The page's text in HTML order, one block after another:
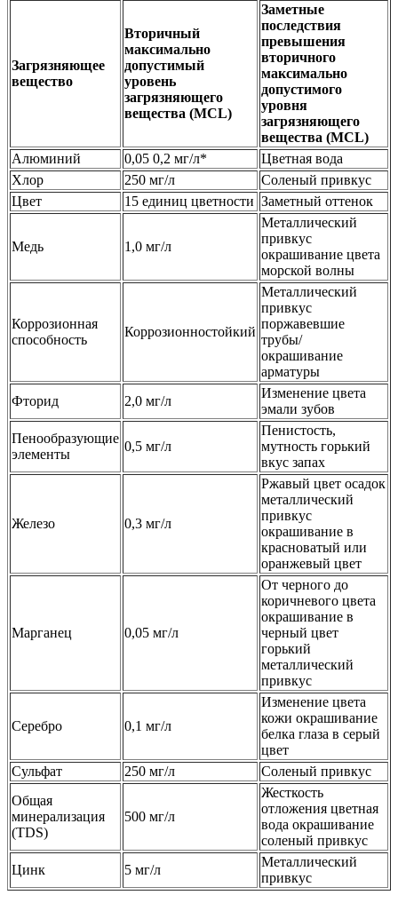
Загрязняющее
вещество
Вторичный
максимально
допустимый
уровень
загрязняющего
вещества (MCL)
Заметные
последствия
превышения
вторичного
максимально
допустимого
уровня
загрязняющего
вещества (MCL)
Алюминий
0,05 0,2 мг/л*
Цветная вода
Хлор
250 мг/л
Соленый привкус
Цвет
15 единиц цветности Заметный оттенок
Медь 1,0 мг/л
Металлический
привкус
окрашивание цвета
морской волны
Коррозионная
способность
Коррозионностойкий
Металлический
привкус
поржавевшие
трубы/
окрашивание
арматуры
Фторид
2,0 мг/л
Изменение цвета
эмали зубов
Пенообразующие
элементы
0,5 мг/л
Пенистость,
мутность горький
вкус запах
Железо 0,3 мг/л
Ржавый цвет осадок
металлический
привкус
окрашивание в
красноватый или
оранжевый цвет
Марганец 0,05 мг/л
От черного до
коричневого цвета
окрашивание в
черный цвет
горький
металлический
привкус
Серебро 0,1 мг/л
Изменение цвета
кожи окрашивание
белка глаза в серый
цвет
Сульфат
250 мг/л
Соленый привкус
Общая
минерализация
(TDS)
500 мг/л
Жесткость
отложения цветная
вода окрашивание
соленый привкус
Цинк
5 мг/л
Металлический
привкус